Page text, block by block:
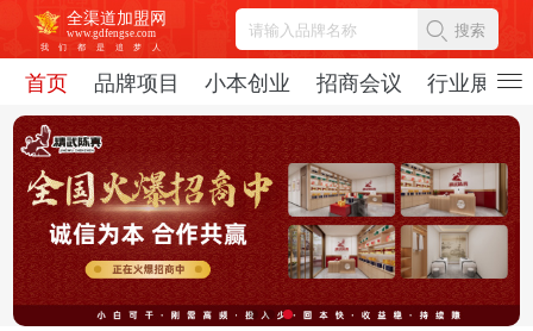
全渠道加盟网
www.gdfengse.com
我
们 都 是 追 梦 人
搜索
首页 品牌项目 小本创业 招商会议 行业展会